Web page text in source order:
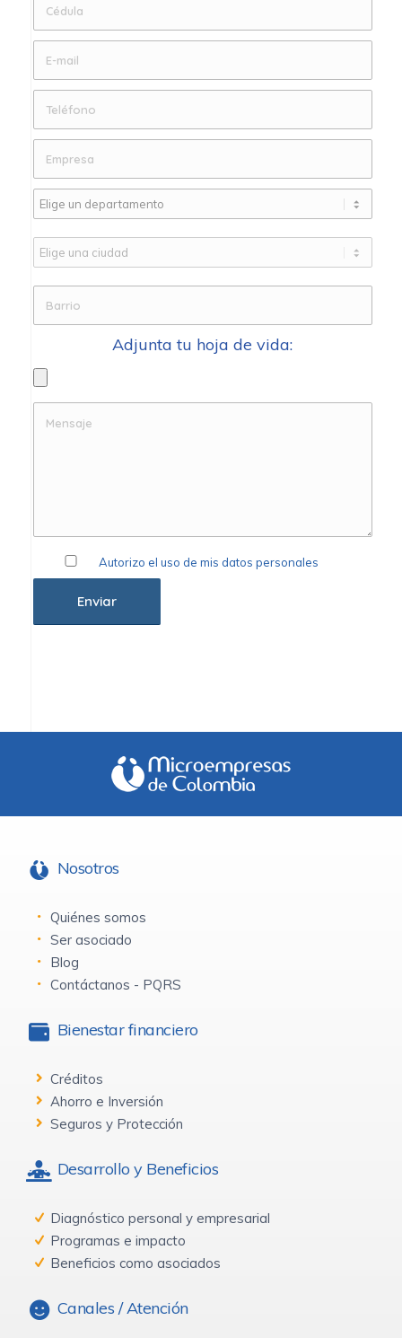
Adjunta tu hoja de vida:
Autorizo el uso de mis datos personales
Nosotros
Quiénes somos
Ser asociado
Blog
Contáctanos - PQRS
Bienestar financiero
Créditos
Ahorro e Inversión
Seguros y Protección
Desarrollo y Beneficios
Diagnóstico personal y empresarial
Programas e impacto
Beneficios como asociados
Canales / Atención